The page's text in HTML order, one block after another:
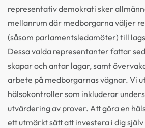
representativ demokrati sker
mellanrum där medborgarna väljer
(såsom parlamentsledamöter) till
Dessa valda representanter fattar
skapar och antar lagar, samt
arbete på medborgarnas vägnar. Vi
hälsokontroller som inkluderar
utvärdering av prover. Att göra en
ett utmärkt sätt att investera i dig